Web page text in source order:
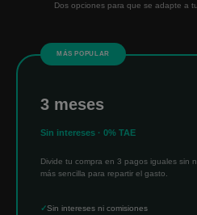
Dos opciones para que se adapte a
MÁS POPULAR
3 meses
Sin intereses · 0% TAE
Divide tu compra en 3 pagos iguales sin
más sencilla para repartir el gasto.
Sin intereses ni comisiones